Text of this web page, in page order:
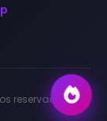
reservados.